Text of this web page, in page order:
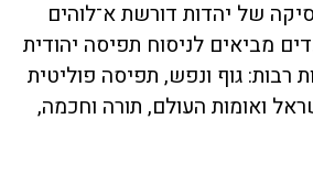
של יהדות דורשת א־לוהים
מביאים לניסוח תפיסה יהודית
רבות: גוף ונפש, תפיסה פוליטית
ואומות העולם, תורה וחכמה,